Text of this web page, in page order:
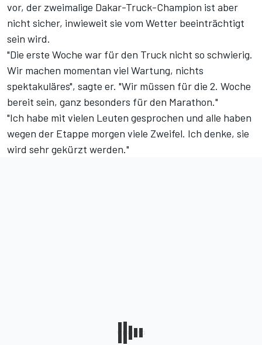
vor, der zweimalige Dakar-Truck-Champion ist aber
nicht sicher, inwieweit sie vom Wetter beeinträchtigt
sein wird.
"Die erste Woche war für den Truck nicht so schwierig.
Wir machen momentan viel Wartung, nichts
spektakuläres", sagte er. "Wir müssen für die 2. Woche
bereit sein, ganz besonders für den Marathon."
"Ich habe mit vielen Leuten gesprochen und alle haben
wegen der Etappe morgen viele Zweifel. Ich denke, sie
wird sehr gekürzt werden."